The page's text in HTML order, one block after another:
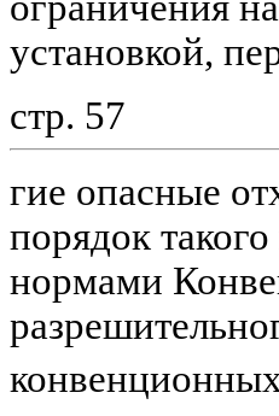
установкой,
стр. 57
гие опасные
порядок
нормами